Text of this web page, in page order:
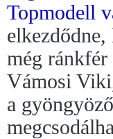
Topmodell
még
Vámosi
a